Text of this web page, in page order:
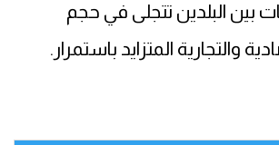
بين البلدين تتجلى في حجم
والتجارية المتزايد باستمرار.